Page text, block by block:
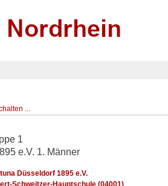
...
1
e.V. 1. Männer
Düsseldorf 1895 e.V.
Schweitzer-Hauptschule (04001)